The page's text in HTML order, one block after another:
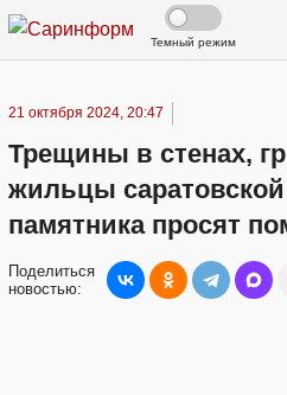
Темный режим
21 октября 2024, 20:47
Трещины в стенах,
жильцы
памятника просят
Поделиться
новостью: